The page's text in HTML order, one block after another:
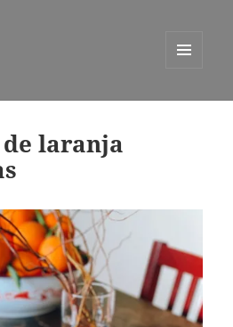
WIDGETS
laranja